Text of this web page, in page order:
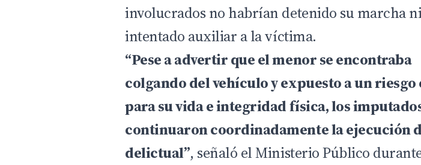
involucrados no habrían detenido su marcha
intentado auxiliar a la víctima.
“Pese a advertir que el menor se encontraba
colgando del vehículo y expuesto a un
para su vida e integridad física, los
continuaron coordinadamente la ejecución
delictual”, señaló el Ministerio Público